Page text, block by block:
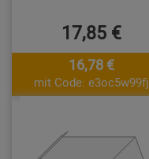
17,85 €
16,78 €
mit Code: e3oc5w99fj